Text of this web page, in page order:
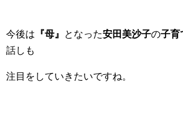
今後は 『母』 となった安田美沙子の子育
話しも
注目をしていきたいですね。